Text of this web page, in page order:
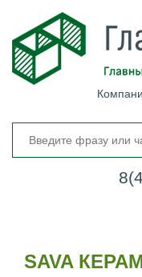
SAVA